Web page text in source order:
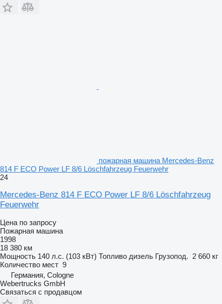
пожарная машина Mercedes-Benz
814 F ECO Power LF 8/6 Löschfahrzeug Feuerwehr
24
Mercedes-Benz 814 F ECO Power LF 8/6 Löschfahrzeug
Feuerwehr
Цена по запросу
Пожарная машина
1998
18 380 км
Мощность 140 л.с. (103 кВт) Топливо дизель Грузопод. 2 660 кг
Количество мест 9
Германия, Cologne
Webertrucks GmbH
Связаться с продавцом